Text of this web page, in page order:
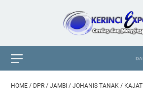
HOME / DPR / JAMBI / JOHANIS TANAK / KAJATI